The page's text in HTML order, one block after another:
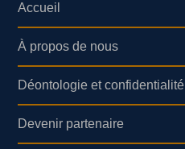
Accueil
À propos de nous
Déontologie et confidentialité
Devenir partenaire